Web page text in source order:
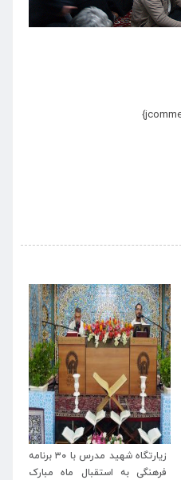
پیام تبریک مدیرعامل موسسه
آستانه حضرت حسین بن موسی